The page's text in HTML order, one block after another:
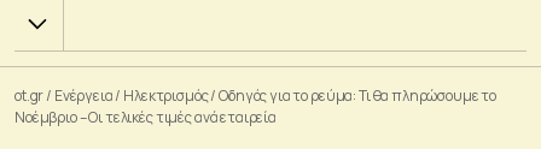
Χ.Α.
ot.gr/ Ενέργεια/ Ηλεκτρισμός/Οδηγός για το ρεύμα: Τι θα πληρώσουμε το
Νοέμβριο – Οι τελικές τιμές ανά εταιρεία